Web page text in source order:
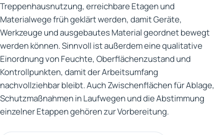
Treppenhausnutzung, erreichbare Etagen und
Materialwege früh geklärt werden, damit Geräte,
Werkzeuge und ausgebautes Material geordnet bewegt
werden können. Sinnvoll ist außerdem eine qualitative
Einordnung von Feuchte, Oberflächenzustand und
Kontrollpunkten, damit der Arbeitsumfang
nachvollziehbar bleibt. Auch Zwischenflächen für Ablage,
Schutzmaßnahmen in Laufwegen und die Abstimmung
einzelner Etappen gehören zur Vorbereitung.